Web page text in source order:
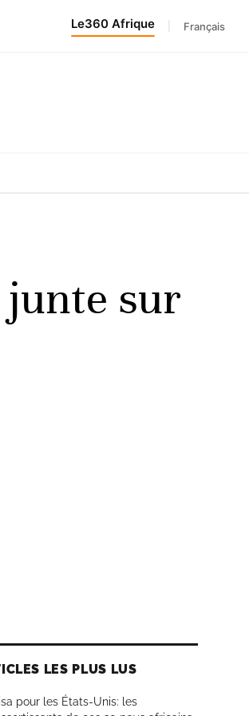
Le360 Afrique Français
junte sur
LES PLUS LUS
pour les États-Unis: les